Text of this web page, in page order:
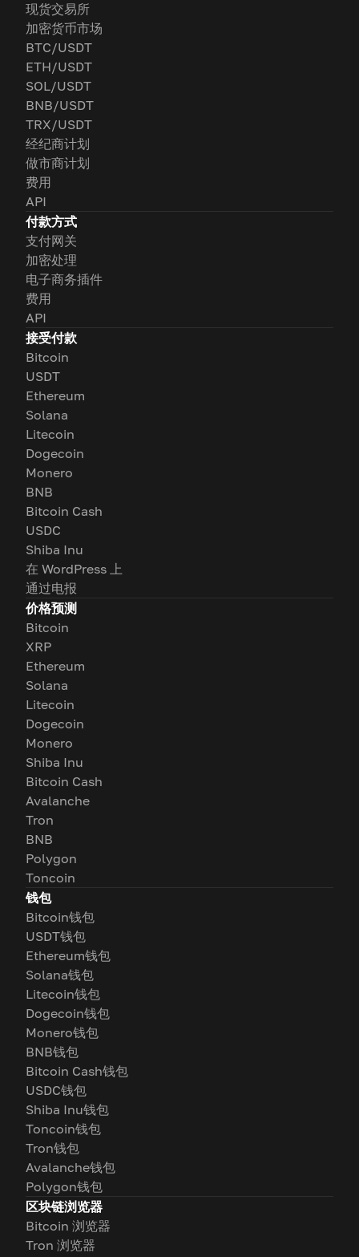
现货交易所
加密货币市场
BTC/USDT
ETH/USDT
SOL/USDT
BNB/USDT
TRX/USDT
经纪商计划
做市商计划
费用
API
付款方式
支付网关
加密处理
电子商务插件
费用
API
接受付款
Bitcoin
USDT
Ethereum
Solana
Litecoin
Dogecoin
Monero
BNB
Bitcoin Cash
USDC
Shiba Inu
在 WordPress 上
通过电报
价格预测
Bitcoin
XRP
Ethereum
Solana
Litecoin
Dogecoin
Monero
Shiba Inu
Bitcoin Cash
Avalanche
Tron
BNB
Polygon
Toncoin
钱包
Bitcoin钱包
USDT钱包
Ethereum钱包
Solana钱包
Litecoin钱包
Dogecoin钱包
Monero钱包
BNB钱包
Bitcoin Cash钱包
USDC钱包
Shiba Inu钱包
Toncoin钱包
Tron钱包
Avalanche钱包
Polygon钱包
区块链浏览器
Bitcoin 浏览器
Tron 浏览器